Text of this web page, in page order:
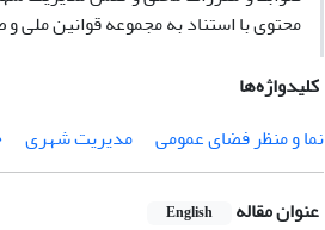
محتوی با استناد به مجموعه قوانین
کلیدواژه‌ها
نما و منظر فضای عمومی
مدیریت شهری
عنوان مقاله English